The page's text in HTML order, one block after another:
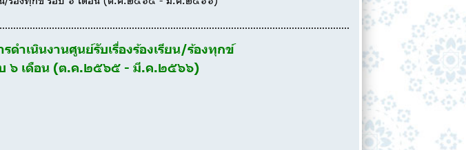
ดำเนินงานศูนย์รับเรื่องร้องเรียน/ร้องทุกข์
๖ เดือน (ต.ค.๒๕๖๕ - มี.ค.๒๕๖๖)